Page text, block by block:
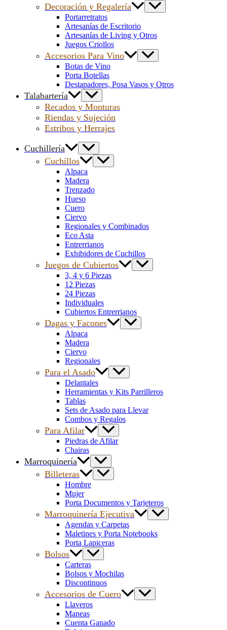
Decoración y Regalería
Portarretratos
Artesanías de Escritorio
Artesanías de Living y Otros
Juegos Criollos
Accesorios Para Vino
Botas de Vino
Porta Botellas
Destapadores, Posa Vasos y Otros
Talabartería
Recados y Monturas
Riendas y Sujeción
Estribos y Herrajes
Cuchillería
Cuchillos
Alpaca
Madera
Trenzado
Hueso
Cuero
Ciervo
Regionales y Combinados
Eco Asta
Entrerrianos
Exhibidores de Cuchillos
Juegos de Cubiertos
3, 4 y 6 Piezas
12 Piezas
24 Piezas
Individuales
Cubiertos Entrerrianos
Dagas y Facones
Alpaca
Madera
Ciervo
Regionales
Para el Asado
Delantales
Herramientas y Kits Parrilleros
Tablas
Sets de Asado para Llevar
Combos y Regalos
Para Afilar
Piedras de Afilar
Chairas
Marroquinería
Billeteras
Hombre
Mujer
Porta Documentos y Tarjeteros
Marroquinería Ejecutiva
Agendas y Carpetas
Maletines y Porta Notebooks
Porta Lapiceras
Bolsos
Carteras
Bolsos y Mochilas
Discontinuos
Accesorios de Cuero
Llaveros
Maneas
Cuenta Ganado